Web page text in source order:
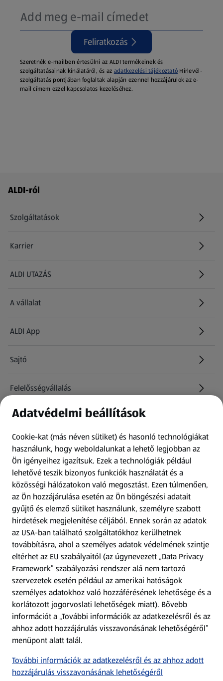
Feliratkozás
Szeretnék e-mailben értesülni az ALDI termékeinek és
szolgáltatásainak kínálatáról, és az adatkezelési tájékoztató Hírlevél-
szolgáltatás pontjában foglaltak alapján ezennel hozzájárulok az e-
mail címem ezzel kapcsolatos kezeléséhez.
Láblécmenü - további linkek
ALDI-ról
Szolgáltatások
Karrier
(új oldalon nyílik meg)
ALDI UTAZÁS
(új oldalon nyílik meg)
A vállalat
ALDI App
Sajtó
Felelősségvállalás
Információk
Kérdőív
Fizetési lehetőségek
ALDI utalványok
Árcsökkentés
Adattörlő alkalmazás
Szervizpont
(új oldalon nyílik meg)
Fedezz fel minket az interneten!
Töltsd le az ALDI Magyarország applikációt!
Adatvédelmi beállítások
Cookie-kat (más néven sütiket) és hasonló technológiákat
használunk, hogy weboldalunkat a lehető legjobban az
Ön igényeihez igazítsuk. Ezek a technológiák például
lehetővé teszik bizonyos funkciók használatát és a
közösségi hálózatokon való megosztást. Ezen túlmenően,
az Ön hozzájárulása esetén az Ön böngészési adatait
gyűjtő és elemző sütiket használunk, személyre szabott
hirdetések megjelenítése céljából. Ennek során az adatok
az USA-ban található szolgáltatókhoz kerülhetnek
továbbításra, ahol a személyes adatok védelmének szintje
eltérhet az EU szabályaitól (az úgynevezett „Data Privacy
Framework” szabályozási rendszer alá nem tartozó
szervezetek esetén például az amerikai hatóságok
személyes adatokhoz való hozzáférésének lehetősége és a
korlátozott jogorvoslati lehetőségek miatt). Bővebb
információt a „További információk az adatkezelésről és az
ahhoz adott hozzájárulás visszavonásának lehetőségéről”
menüpont alatt talál.
További információk az adatkezelésről és az ahhoz adott
hozzájárulás visszavonásának lehetőségéről